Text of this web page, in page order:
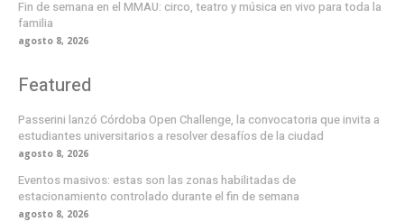
Fin de semana en el MMAU: circo, teatro y música en vivo para toda la
familia
agosto 8, 2026
Featured
Passerini lanzó Córdoba Open Challenge, la convocatoria que invita a
estudiantes universitarios a resolver desafíos de la ciudad
agosto 8, 2026
Eventos masivos: estas son las zonas habilitadas de
estacionamiento controlado durante el fin de semana
agosto 8, 2026